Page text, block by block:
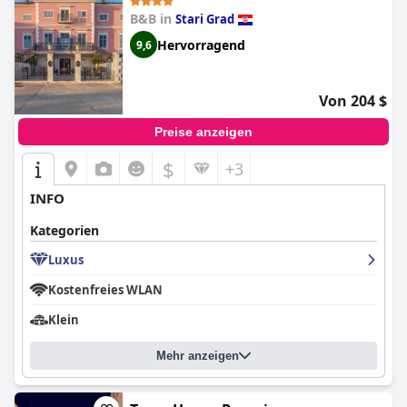
B&B in Stari Grad
9,6 Hervorragend
Von 204 $
Preise anzeigen
$ +3
INFO
Kategorien
Luxus
Kostenfreies WLAN
Klein
Mehr anzeigen